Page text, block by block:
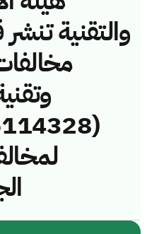
والتقنية